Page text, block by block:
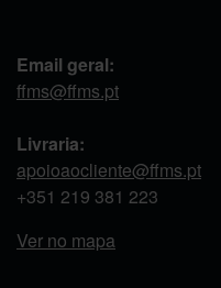
Email geral:
ffms@ffms.pt
Livraria:
apoioaocliente@ffms.pt
+351 219 381 223
Ver no mapa